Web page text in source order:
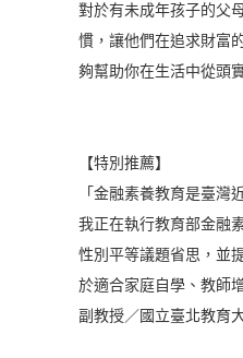
對於有未成年孩子的父
慣，讓他們在追求財富
夠幫助你在生活中從頭
【特別推薦】
「金融素養教育是臺
我正在執行教育部金融
性別平等議題省思，並
於適合家庭自學、教師
副教授／國立臺北教育